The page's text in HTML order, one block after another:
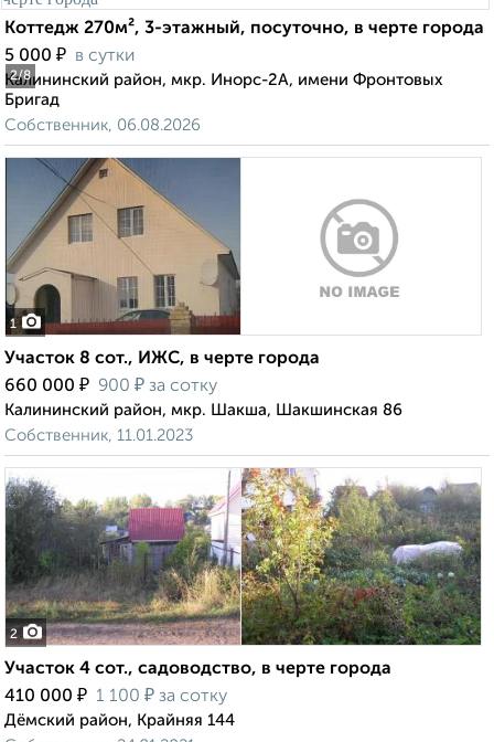
2/8
Коттедж 270м², 3-этажный, посуточно, в черте города
5 000 ₽ в сутки
Калининский район, мкр. Инорс-2А, имени Фронтовых
Бригад
Собственник, 06.08.2026
1
Участок 8 сот., ИЖС, в черте города
660 000 ₽ 900 ₽ за сотку
Калининский район, мкр. Шакша, Шакшинская 86
Собственник, 11.01.2023
2
Участок 4 сот., садоводство, в черте города
410 000 ₽ 1 100 ₽ за сотку
Дёмский район, Крайняя 144